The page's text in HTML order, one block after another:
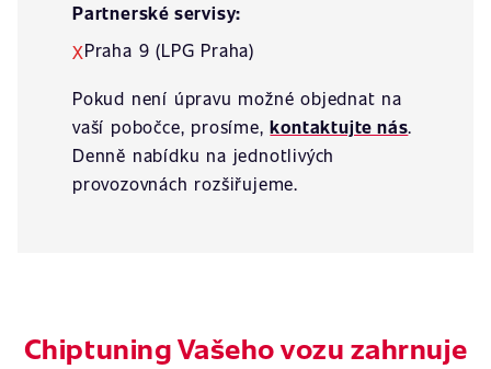
Partnerské servisy:
XPraha 9 (LPG Praha)
Pokud není úpravu možné objednat na
vaší pobočce, prosíme,kontaktujte nás.
Denně nabídku na jednotlivých
provozovnách rozšiřujeme.
Chiptuning Vašeho vozu zahrnuje